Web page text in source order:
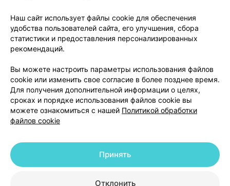
О проекте
Новости проекта
Размещение рекламы
Медицинский маркетинг
Публичный договор
Доставка
Способы оплаты
Вакансии
Партнеры
Написать руководителю 103.by
Написать в поддержку
Персональные настройки Cookie
© 2026 ООО «Артокс Лаб», УНП 191700409 | 220012, Республика Беларусь,
+375 291212755
Наш сайт использует файлы cookie для обеспечения
удобства пользователей сайта, его улучшения, сбора
статистики и предоставления персонализированных
рекомендаций.
Вы можете настроить параметры использования файлов
cookie или изменить свое согласие в более позднее время.
Для получения дополнительной информации о целях,
сроках и порядке использования файлов cookie вы
можете ознакомиться с нашей Политикой обработки
файлов cookie
Отклонить
Принять